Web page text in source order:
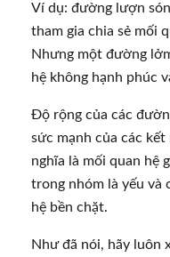
Ví dụ: đường lượn
tham gia chia sẻ mối
Nhưng một đường
hệ không hạnh phúc
Độ rộng của các
sức mạnh của các
nghĩa là mối quan hệ
trong nhóm là yếu và
hệ bền chặt.
Như đã nói, hãy luôn